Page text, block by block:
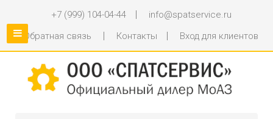
+7 (999) 104-04-44
info@spatservice.ru
Обратная связь
Контакты Вход для клиентов